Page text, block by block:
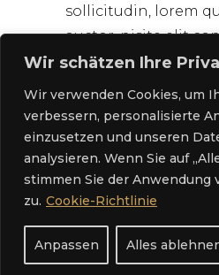
Wir schätzen Ihre
Wir verwenden Cookies, um
verbessern, personalisierte
einzusetzen und unseren
analysieren. Wenn Sie auf
stimmen Sie der Anwendung
zu. Cookie-Richtlinie
Anpassen Alles
sollicitudin, lorem
auctor, nisite elit
nec sagittis
0 0
READ MORE